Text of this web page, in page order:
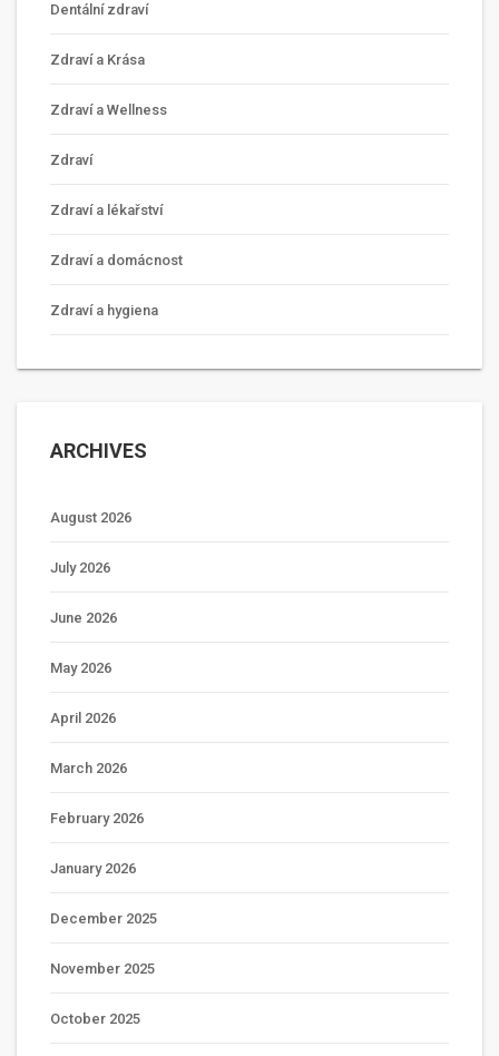
Dentální zdraví
Zdraví a Krása
Zdraví a Wellness
Zdraví
Zdraví a lékařství
Zdraví a domácnost
Zdraví a hygiena
ARCHIVES
August 2026
July 2026
June 2026
May 2026
April 2026
March 2026
February 2026
January 2026
December 2025
November 2025
October 2025